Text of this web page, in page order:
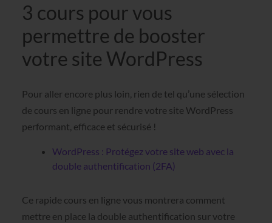
3 cours pour vous
permettre de booster
votre site WordPress
Pour aller encore plus loin, rien de tel qu’une sélection
de cours en ligne pour rendre votre site WordPress
performant, efficace et sécurisé !
WordPress : Protégez votre site web avec la
double authentification (2FA)
Ce rapide cours en ligne vous montrera comment
mettre en place la double authentification sur votre